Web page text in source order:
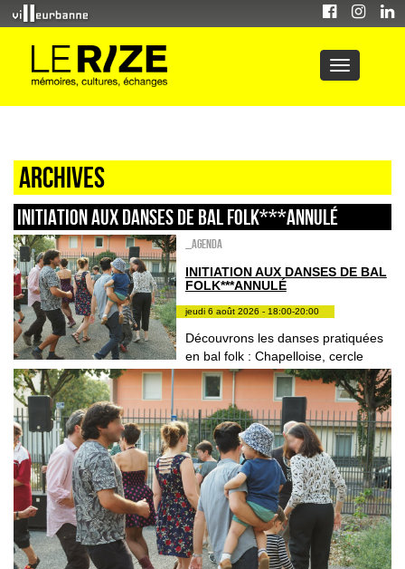
Archives
INITIATION AUX DANSES DE BAL FOLK***ANNULÉ
_Agenda
INITIATION AUX DANSES DE BAL
FOLK***ANNULÉ
jeudi 6 août 2026 - 18:00-20:00
Découvrons les danses pratiquées
en bal folk : Chapelloise, cercle